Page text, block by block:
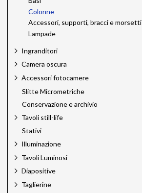
Colonne
Accessori, supporti, bracci e morsetti
Lampade
Ingranditori
Camera oscura
Accessori fotocamere
Slitte Micrometriche
Conservazione e archivio
Tavoli still-life
Stativi
Illuminazione
Tavoli Luminosi
Diapositive
Taglierine